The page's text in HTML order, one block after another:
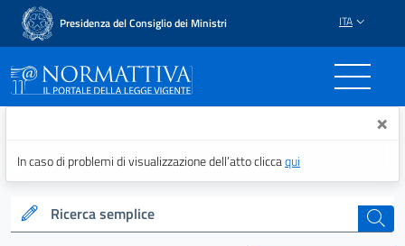
Presidenza del Consiglio dei Ministri ITA
Normattiva - Il portale ×
In caso di problemi di visualizzazione dell’atto cliccaqui
Ricerca semplice cerca